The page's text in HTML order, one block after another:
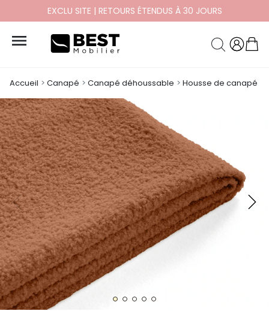
EXCLU SITE | RETOURS ÉTENDUS À 30 JOURS

Accueil Canapé Canapé déhoussable Housse de canapé